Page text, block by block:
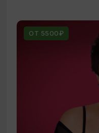
ОТ 5500₽